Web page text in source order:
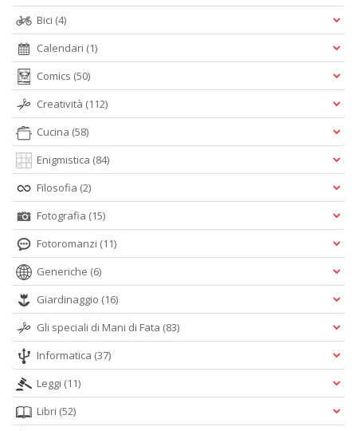
Bici (4)
Calendari (1)
Comics (50)
Creatività (112)
Cucina (58)
Enigmistica (84)
Filosofia (2)
Fotografia (15)
Fotoromanzi (11)
Generiche (6)
Giardinaggio (16)
Gli speciali di Mani di Fata (83)
Informatica (37)
Leggi (11)
Libri (52)